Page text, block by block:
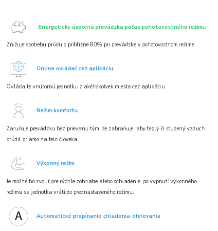
Energeticky úsporná prevádzka počas pohotovostného režimu
Znižuje spotrebu prúdu o približne 80% pri prevádzke v pohotovostnom režime.
Online ovládač cez aplikáciu
Ovládajte vnútornú jednotku z akéhokoľvek miesta cez aplikáciu
Režim komfortu
Zaručuje prevádzku bez prievanu tým, že zabraňuje, aby teplý či studený vzduch
prúdil priamo na telo človeka.
Výkonný režim
Je možné ho zvoliť pre rýchle zohriatie alebo ochladenie; po vypnutí výkonného
režimu sa jednotka vráti do prednastaveného režimu.
Automatické prepínanie chladenia-ohrievania